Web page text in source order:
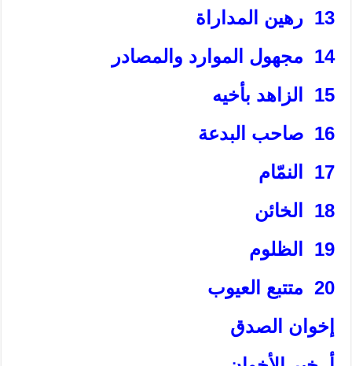
13 رهين المداراة
14 مجهول الموارد والمصادر
15 الزاهد بأخيه‏
16 صاحب البدعة
17 النمّام‏
18 الخائن‏
19 الظلوم‏
20 متتبع العيوب‏
إخوان الصدق‏